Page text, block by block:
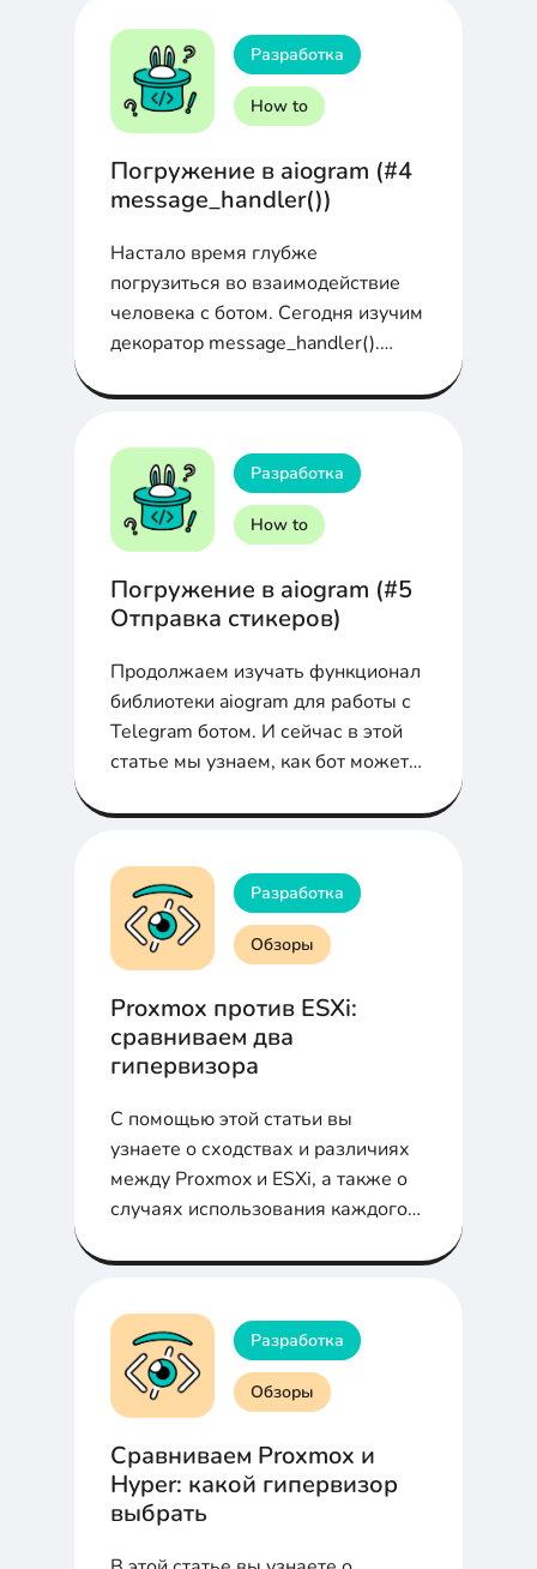
Разработка
How to
Погружение в aiogram (#4
message_handler())
Настало время глубже
погрузиться во взаимодействие
человека с ботом. Сегодня изучим
декоратор message_handler().
конкретные сообщения от
команды.
Разработка
How to
Погружение в aiogram (#5
Отправка стикеров)
Продолжаем изучать функционал
библиотеки aiogram для работы с
Telegram ботом. И сейчас в этой
статье мы узнаем, как бот может
пользователю, с ним
Разработка
Обзоры
Proxmox против ESXi:
сравниваем два
гипервизора
С помощью этой статьи вы
узнаете о сходствах и различиях
между Proxmox и ESXi, а также о
случаях использования каждого
Разработка
Обзоры
Сравниваем Proxmox и
Hyper: какой гипервизор
выбрать